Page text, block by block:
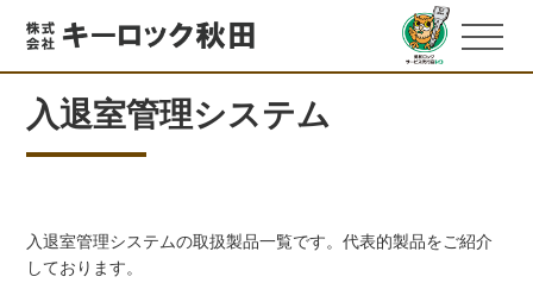
入退室管理システム
入退室管理システムの取扱製品一覧です。代表的製品をご紹介
しております。